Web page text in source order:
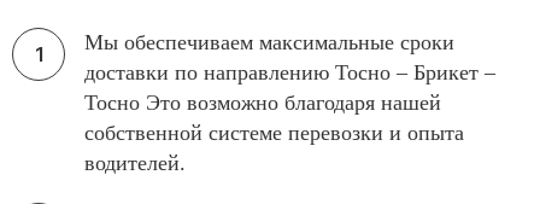
Мы обеспечиваем максимальные сроки
доставки по направлению Тосно – Брикет –
Тосно Это возможно благодаря нашей
собственной системе перевозки и опыта
водителей.